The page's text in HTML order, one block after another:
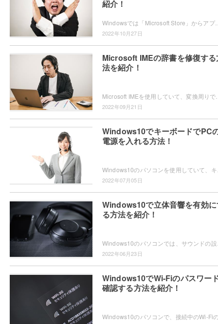
紹介！
Windowsでは「Microsoft Store」からアプリを入手することができま
2022年10月27日
Microsoft IMEの辞書を修復す
法を紹介！
2022年09月21日
Windows10でキーボードでPC
電源を入れる方法！
2022年07月05日
Windows10で立体音響を有効
る方法を紹介！
2022年06月23日
Windows10でWi-Fiのパスワー
確認する方法を紹介！